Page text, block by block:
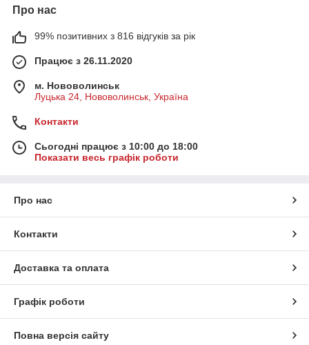
Про нас
99% позитивних з 816 відгуків за рік
Працює з 26.11.2020
м. Нововолинськ
Луцька 24, Нововолинськ, Україна
Контакти
Сьогодні працює з 10:00 до 18:00
Показати весь графік роботи
Про нас
Контакти
Доставка та оплата
Графік роботи
Повна версія сайту